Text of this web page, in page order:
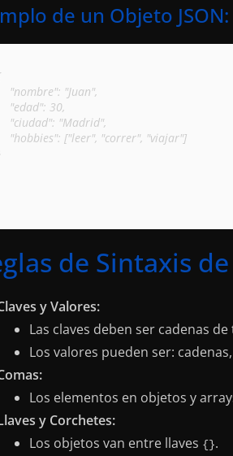
de un Objeto JSON:
de Sintaxis de
y Valores:
Las claves deben ser cadenas
Los valores pueden ser:
Los elementos en objetos y
y Corchetes:
Los objetos van entre llaves {}.